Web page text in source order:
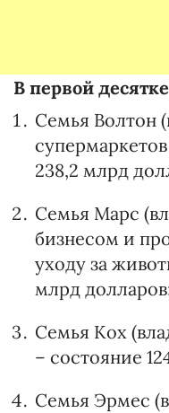
В первой
Семья Волтон
238,2 млрд
Семья Марс
бизнесом и
уходу за
млрд
Семья Кох
– состояние
Семья Эрмес